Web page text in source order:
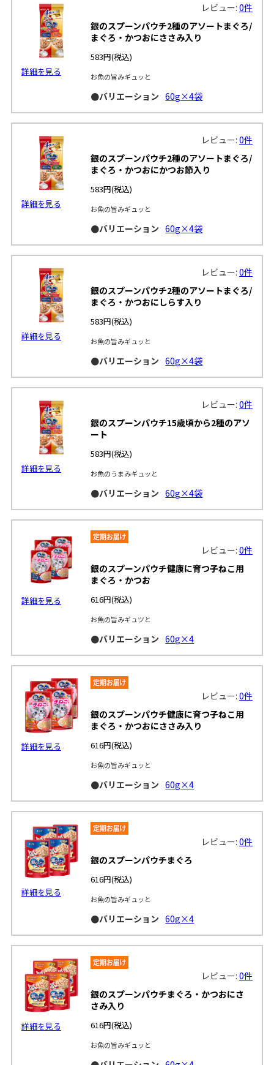
詳細を見る
レビュー:0件
銀のスプーンパウチ2種のアソートまぐろ/
まぐろ・かつおにささみ入り
583円(税込)
お魚の旨みギュッと
●バリエーション 60g×4袋
詳細を見る
レビュー:0件
銀のスプーンパウチ2種のアソートまぐろ/
まぐろ・かつおにかつお節入り
583円(税込)
お魚の旨みギュッと
●バリエーション 60g×4袋
詳細を見る
レビュー:0件
銀のスプーンパウチ2種のアソートまぐろ/
まぐろ・かつおにしらす入り
583円(税込)
お魚の旨みギュッと
●バリエーション 60g×4袋
詳細を見る
レビュー:0件
銀のスプーンパウチ15歳頃から2種のアソ
ート
583円(税込)
お魚のうまみギュッと
●バリエーション 60g×4袋
詳細を見る
レビュー:0件
銀のスプーンパウチ健康に育つ子ねこ用
まぐろ・かつお
616円(税込)
お魚の旨みギュツと
●バリエーション 60g×4
詳細を見る
レビュー:0件
銀のスプーンパウチ健康に育つ子ねこ用
まぐろ・かつおにささみ入り
616円(税込)
お魚の旨みギュッと
●バリエーション 60g×4
詳細を見る
レビュー:0件
銀のスプーンパウチまぐろ
616円(税込)
お魚の旨みギュッと
●バリエーション 60g×4
詳細を見る
レビュー:0件
銀のスプーンパウチまぐろ・かつおにさ
さみ入り
616円(税込)
お魚の旨みギュッと